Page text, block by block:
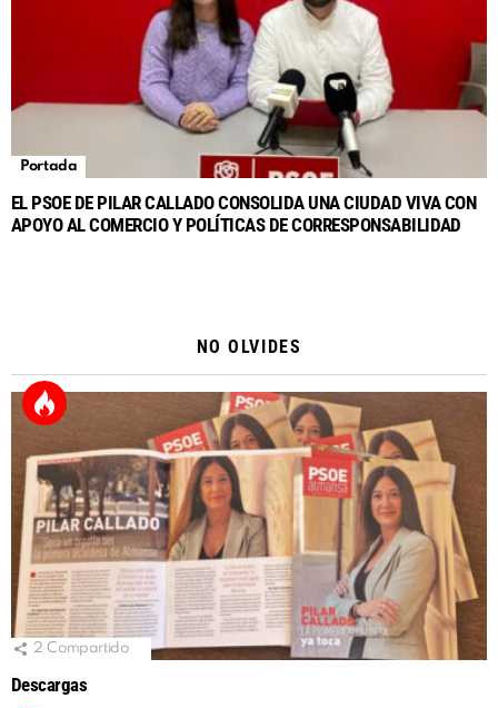
Portada
EL PSOE DE PILAR CALLADO CONSOLIDA UNA CIUDAD VIVA CON
APOYO AL COMERCIO Y POLÍTICAS DE CORRESPONSABILIDAD
NO OLVIDES
2 Compartido
Descargas